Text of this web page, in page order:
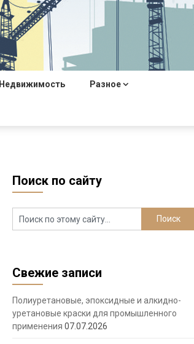
Недвижимость Разное
Поиск по сайту
Свежие записи
Полиуретановые, эпоксидные и алкидно-
уретановые краски для промышленного
применения 07.07.2026